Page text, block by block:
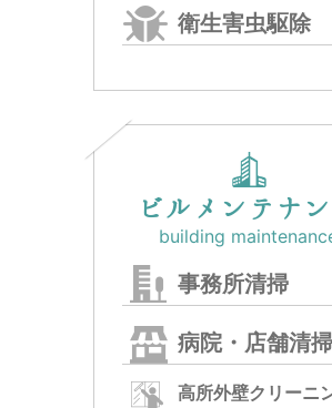
衛生害虫駆除
ビルメンテナン
building
事務所清掃
病院・店舗清掃
高所外壁クリーニ